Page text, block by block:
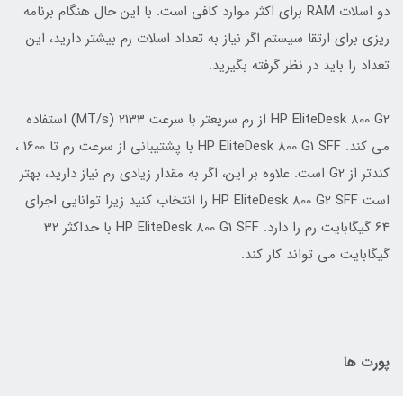
دو اسلات RAM برای اکثر موارد کافی است. با این حال هنگام برنامه
ریزی برای ارتقا سیستم اگر نیاز به تعداد اسلات رم بیشتر دارید، این
تعداد را باید در نظر گرفته بگیرید.
HP EliteDesk 800 G2 از رم سریعتر با سرعت 2133 (MT/s) استفاده
می کند. HP EliteDesk 800 G1 SFF با پشتیبانی از سرعت رم تا 1600 ،
کندتر از G2 است. علاوه بر این، اگر به مقدار زیادی رم نیاز دارید، بهتر
است HP EliteDesk 800 G2 SFF را انتخاب کنید زیرا توانایی اجرای
64 گیگابایت رم را دارد. HP EliteDesk 800 G1 SFF با حداکثر 32
گیگابایت می تواند کار کند.
پورت ها